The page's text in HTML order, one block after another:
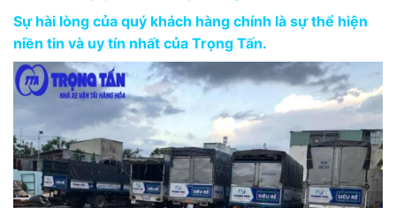
Sự hài lòng của quý khách hàng chính là sự thể hiện
niền tin và uy tín nhất của Trọng Tấn.